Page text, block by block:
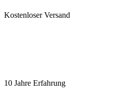
Kostenloser Versand
10 Jahre Erfahrung